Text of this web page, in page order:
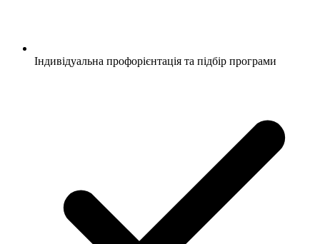
Індивідуальна профорієнтація та підбір програми